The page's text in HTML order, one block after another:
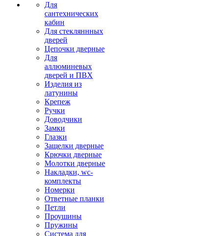
Для
сантехнических
кабин
Для стекляннных
дверей
Цепочки дверные
Для
аллюминевых
дверей и ПВХ
Изделия из
латунины
Крепеж
Ручки
Доводчики
Замки
Глазки
Защелки дверные
Крючки дверные
Молотки дверные
Накладки, wc-
комплекты
Номерки
Ответные планки
Петли
Проушины
Пружины
Система для